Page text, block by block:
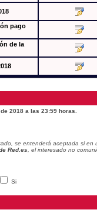
pago
de la
2018 a las 23:59 horas.
se entenderá aceptada si en
Red.es , el interesado no
Si